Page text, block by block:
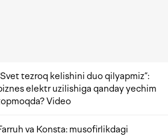
tezroq kelishini duo qilyapmiz”:
elektr uzilishiga qanday yechim
Video
va Konsta: musofirlikdagi